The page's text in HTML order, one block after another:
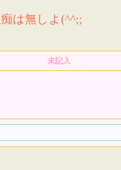
は無しよ(^^;;
未記入